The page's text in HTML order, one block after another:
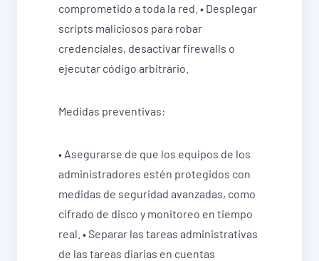
comprometido a toda la red. • Desplegar
scripts maliciosos para robar
credenciales, desactivar firewalls o
ejecutar código arbitrario.
Medidas preventivas:
• Asegurarse de que los equipos de los
administradores estén protegidos con
medidas de seguridad avanzadas, como
cifrado de disco y monitoreo en tiempo
real. • Separar las tareas administrativas
de las tareas diarias en cuentas